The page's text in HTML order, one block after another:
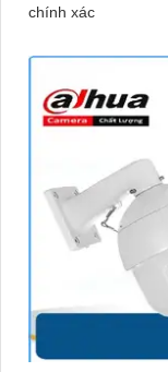
chính xác